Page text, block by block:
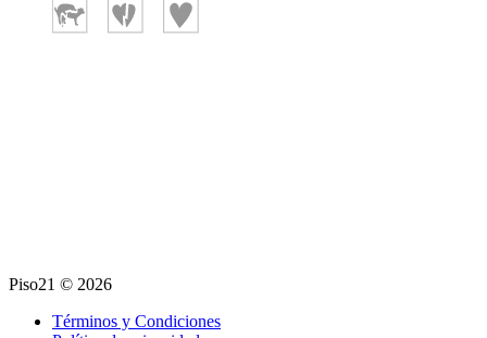
Piso21 © 2026
Términos y Condiciones